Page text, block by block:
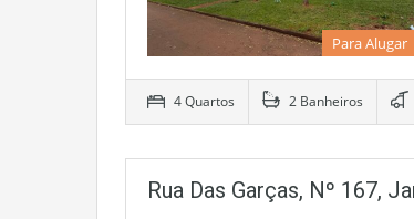
Para Alugar
4 Quartos 2 Banheiros
Rua Das Garças, Nº 167,